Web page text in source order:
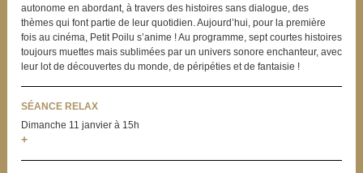
autonome en abordant, à travers des histoires sans dialogue, des
thèmes qui font partie de leur quotidien. Aujourd’hui, pour la première
fois au cinéma, Petit Poilu s’anime ! Au programme, sept courtes histoires
toujours muettes mais sublimées par un univers sonore enchanteur, avec
leur lot de découvertes du monde, de péripéties et de fantaisie !
SÉANCE RELAX
Dimanche 11 janvier à 15h
+